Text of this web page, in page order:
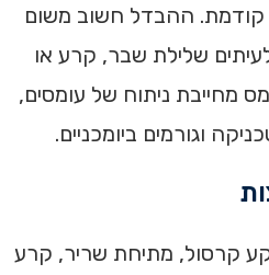
קודמת. ההבדל חשוב משום
שלילת שבר, קרע או
מחייבת ניתוח של עומסים,
וגורמים ביומכניים.
קרסול, מתיחת שריר, קרע